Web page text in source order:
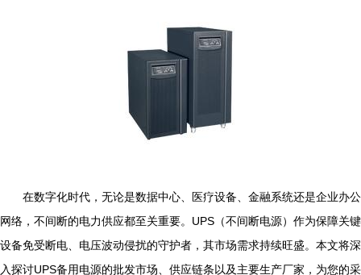
在数字化时代，无论是数据中心、医疗设备、金融系统还是企业办公
网络，不间断的电力供应都至关重要。UPS（不间断电源）作为保障关键
设备免受断电、电压波动侵扰的守护者，其市场需求持续旺盛。本文将深
入探讨UPS备用电源的批发市场、供应链条以及主要生产厂家，为您的采